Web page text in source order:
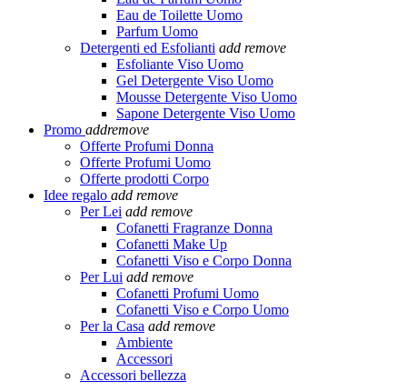
Eau de Toilette Uomo
Parfum Uomo
Detergenti ed Esfolianti add remove
Esfoliante Viso Uomo
Gel Detergente Viso Uomo
Mousse Detergente Viso Uomo
Sapone Detergente Viso Uomo
Promo addremove
Offerte Profumi Donna
Offerte Profumi Uomo
Offerte prodotti Corpo
Idee regalo add remove
Per Lei add remove
Cofanetti Fragranze Donna
Cofanetti Make Up
Cofanetti Viso e Corpo Donna
Per Lui add remove
Cofanetti Profumi Uomo
Cofanetti Viso e Corpo Uomo
Per la Casa add remove
Ambiente
Accessori
Accessori bellezza